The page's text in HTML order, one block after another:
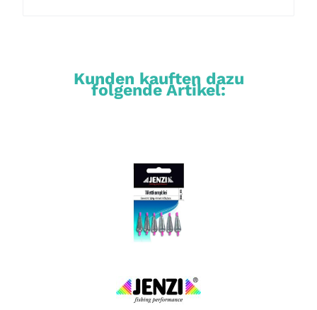
Kunden kauften dazu
folgende Artikel: